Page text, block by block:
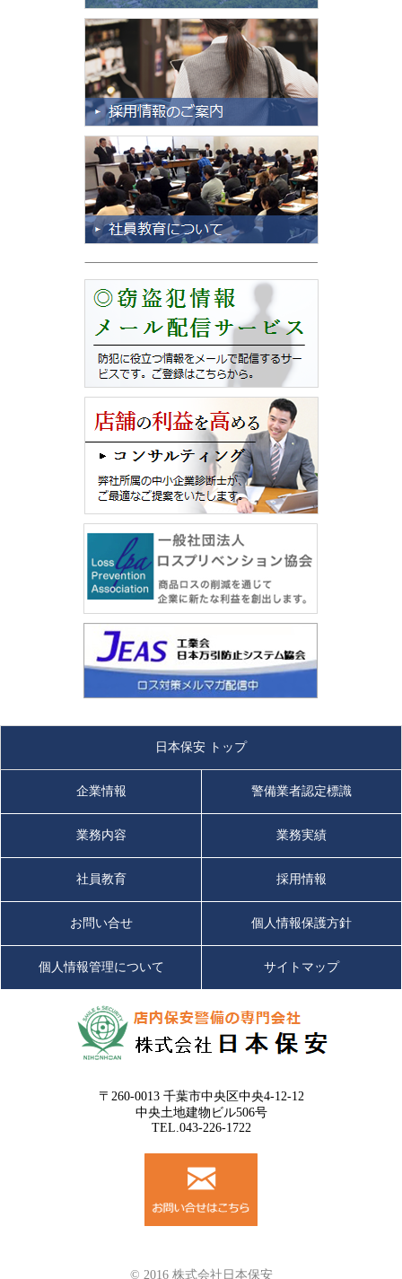
日本保安 トップ
企業情報 警備業者認定標識
業務内容 業務実績
社員教育 採用情報
お問い合せ 個人情報保護方針
個人情報管理について サイトマップ
〒260-0013 千葉市中央区中央4-12-12
中央土地建物ビル506号
TEL.043-226-1722
© 2016 株式会社日本保安